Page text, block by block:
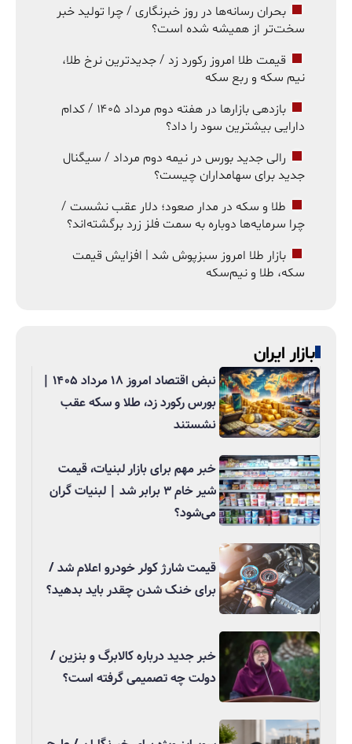
بحران رسانه‌ها در روز خبرنگاری / چرا تولید خبر
سخت‌تر از همیشه شده است؟
قیمت طلا امروز رکورد زد / جدیدترین نرخ طلا،
نیم سکه و ربع سکه
بازدهی بازارها در هفته دوم مرداد ۱۴۰۵ / کدام
دارایی بیشترین سود را داد؟
رالی جدید بورس در نیمه دوم مرداد / سیگنال
جدید برای سهامداران چیست؟
طلا و سکه در مدار صعود؛ دلار عقب نشست /
چرا سرمایه‌ها دوباره به سمت فلز زرد برگشته‌اند؟
بازار طلا امروز سبزپوش شد | افزایش قیمت
سکه، طلا و نیم‌سکه
بازار ایران
نبض اقتصاد امروز ۱۸ مرداد ۱۴۰۵ |
بورس رکورد زد، طلا و سکه عقب
نشستند
خبر مهم برای بازار لبنیات، قیمت
شیر خام ۳ برابر شد | لبنیات گران
می‌شود؟
قیمت شارژ کولر خودرو اعلام شد /
برای خنک شدن چقدر باید بدهید؟
خبر جدید درباره کالابرگ و بنزین /
دولت چه تصمیمی گرفته است؟